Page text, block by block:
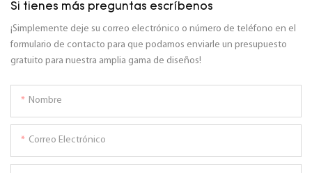
Si tienes más preguntas escríbenos
¡Simplemente deje su correo electrónico o número de teléfono en el
formulario de contacto para que podamos enviarle un presupuesto
gratuito para nuestra amplia gama de diseños!
Nombre
Correo Electrónico